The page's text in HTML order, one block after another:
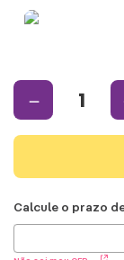
－